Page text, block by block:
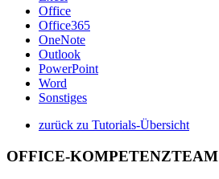
Office
Office365
OneNote
Outlook
PowerPoint
Word
Sonstiges
zurück zu Tutorials-Übersicht
OFFICE-KOMPETENZTEAM